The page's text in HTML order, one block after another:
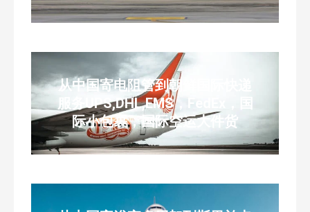
从中国寄电阻管到朝鲜国际快递
服务UPS,DHL,EMS，FedEx，国
际小包裹，国际空运大件货